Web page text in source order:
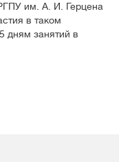
им. А. И. Герцена
в таком
дням занятий в